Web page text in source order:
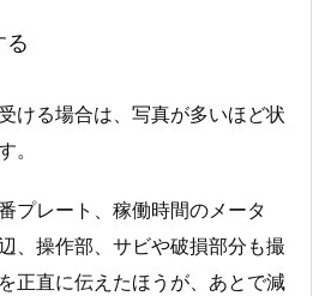
る
ける場合は、写真が多いほど状
。
プレート、稼働時間のメータ
、操作部、サビや破損部分も撮
正直に伝えたほうが、あとで減